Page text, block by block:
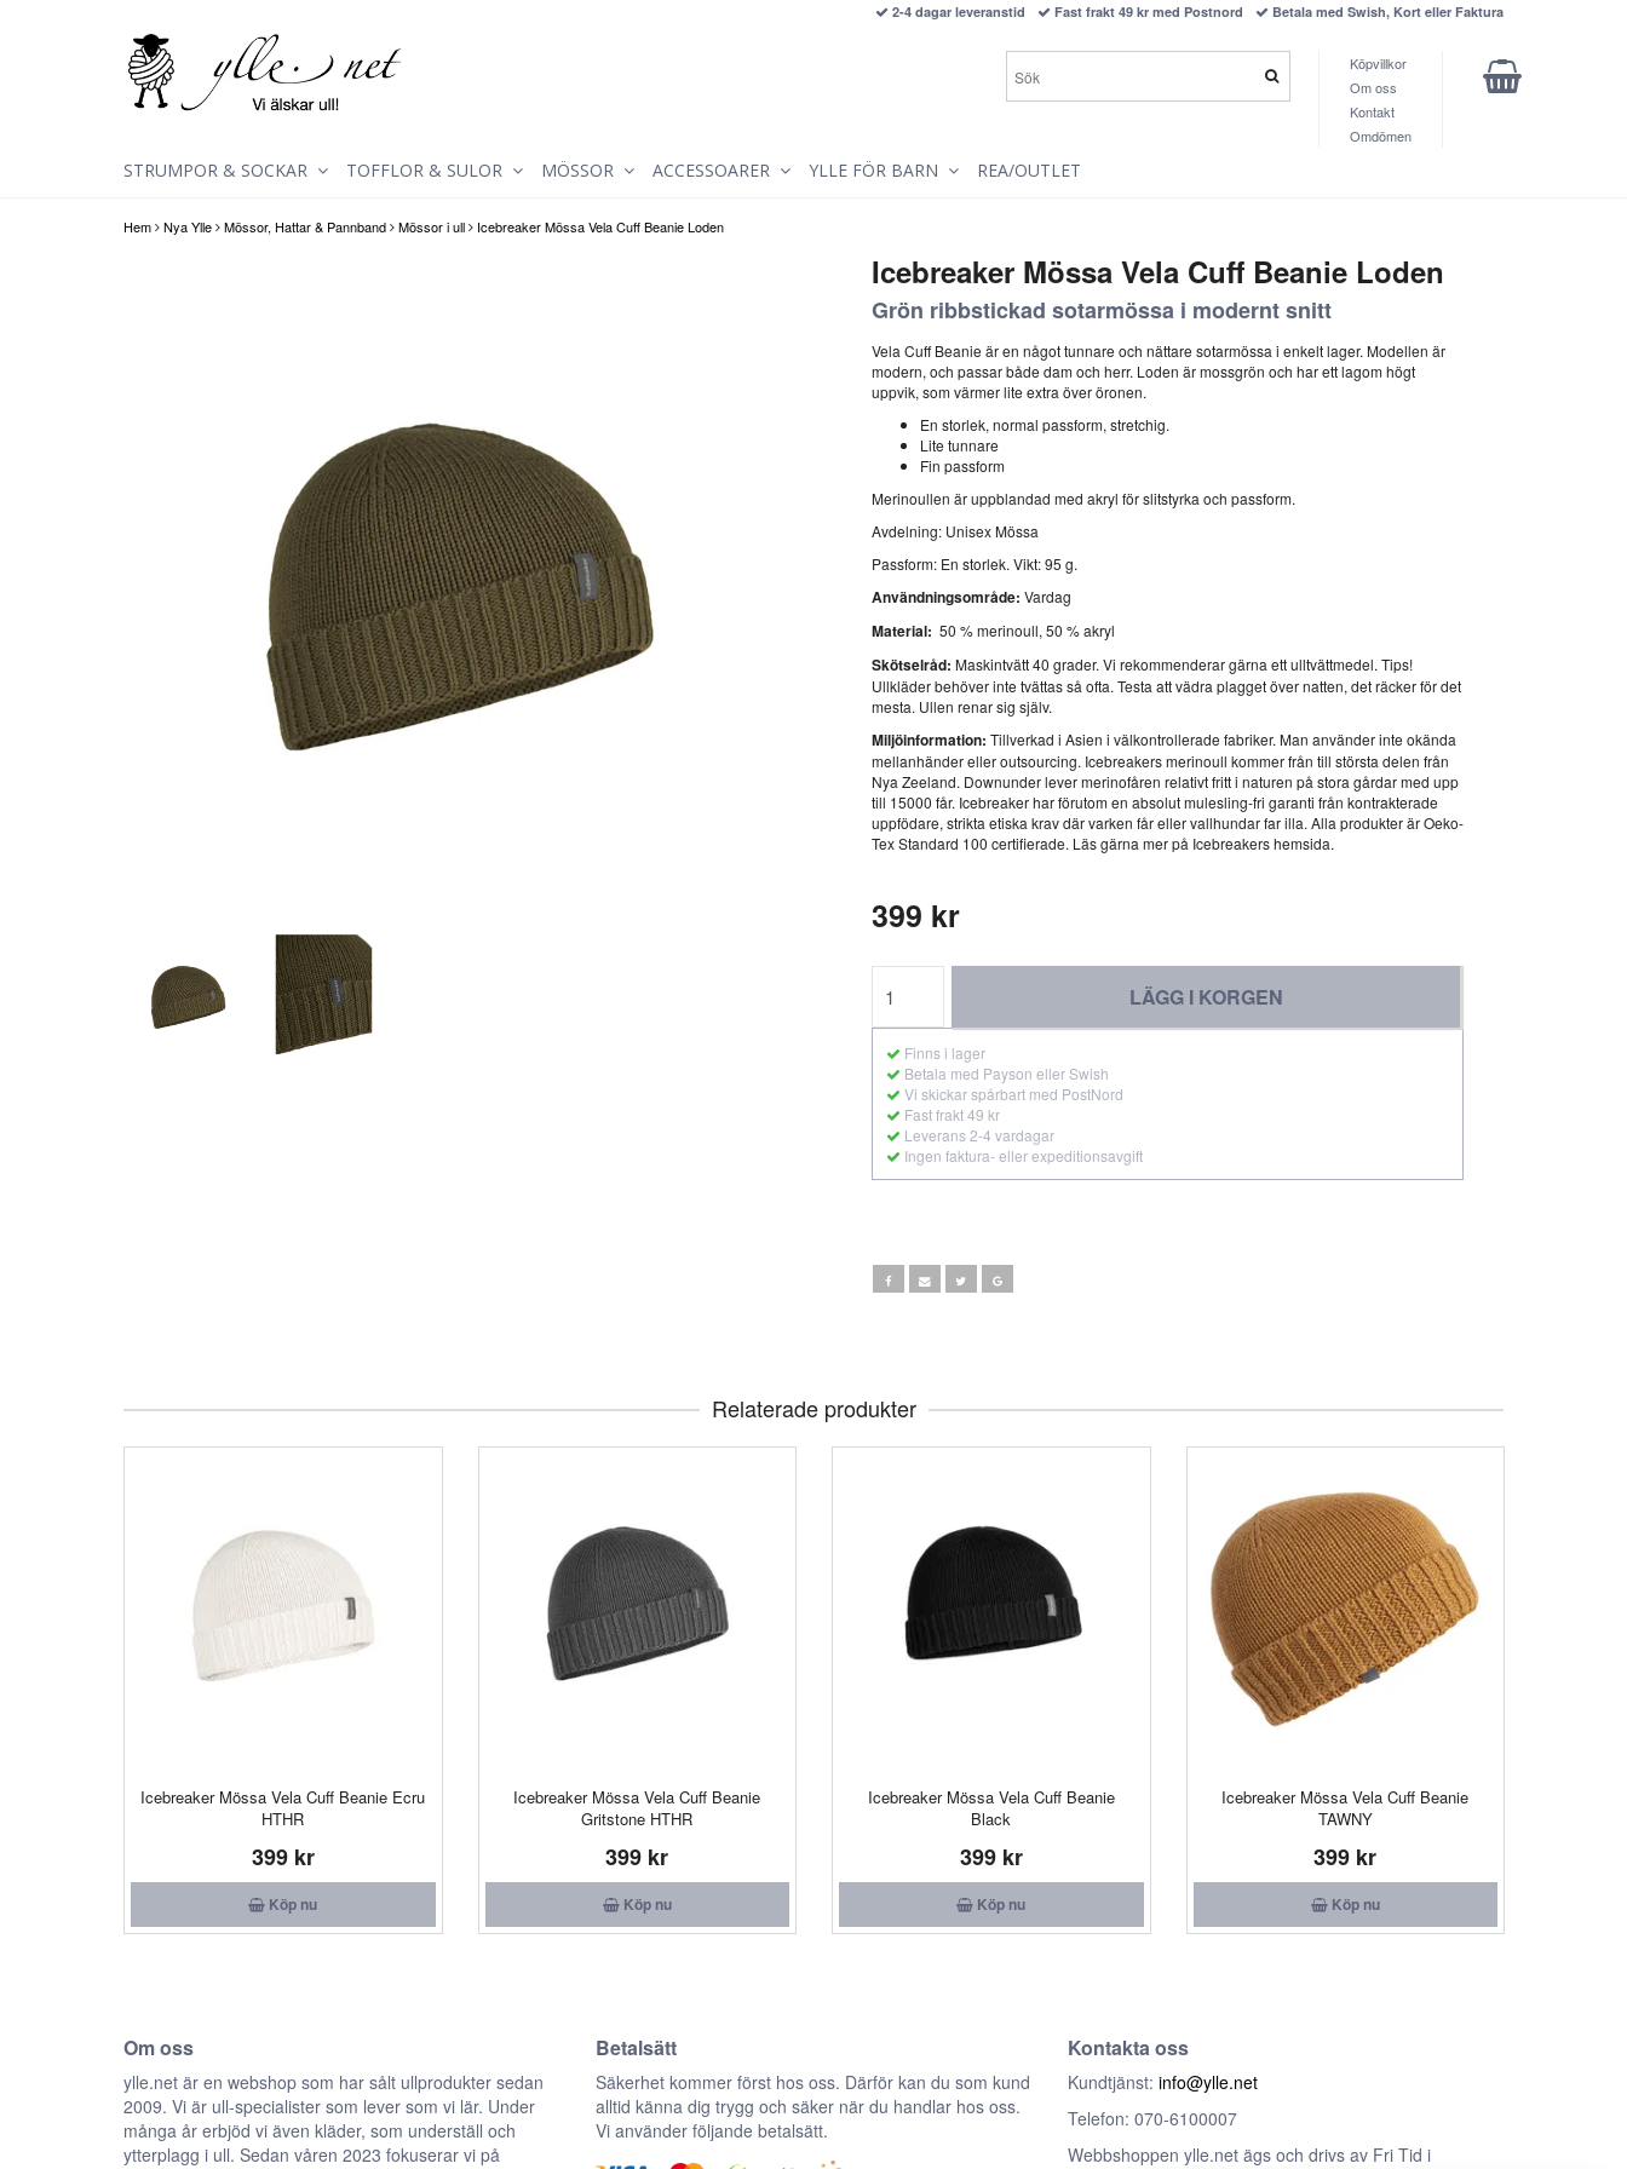
Hem Nya Ylle Mössor, Hattar & Pannband Mössor i ull Icebreaker Mössa Vela Cuff Beanie Loden
Icebreaker Mössa Vela Cuff Beanie Loden
Grön ribbstickad sotarmössa i modernt snitt
Vela Cuff Beanie är en något tunnare och nättare sotarmössa i enkelt lager. Modellen är
modern, och passar både dam och herr. Loden är mossgrön och har ett lagom högt
uppvik, som värmer lite extra över öronen.
En storlek, normal passform, stretchig.
Lite tunnare
Fin passform
Merinoullen är uppblandad med akryl för slitstyrka och passform.
Avdelning: Unisex Mössa
Passform: En storlek. Vikt: 95 g.
Användningsområde: Vardag
Material: 50 % merinoull, 50 % akryl
Skötselråd: Maskintvätt 40 grader. Vi rekommenderar gärna ett ulltvättmedel. Tips!
Ullkläder behöver inte tvättas så ofta. Testa att vädra plagget över natten, det räcker för det
mesta. Ullen renar sig själv.
Miljöinformation: Tillverkad i Asien i välkontrollerade fabriker. Man använder inte okända
mellanhänder eller outsourcing. Icebreakers merinoull kommer från till största delen från
Nya Zeeland. Downunder lever merinofåren relativt fritt i naturen på stora gårdar med upp
till 15000 får. Icebreaker har förutom en absolut mulesling-fri garanti från kontrakterade
uppfödare, strikta etiska krav där varken får eller vallhundar far illa. Alla produkter är Oeko-
Tex Standard 100 certifierade. Läs gärna mer på Icebreakers hemsida.
399 kr
LÄGG I KORGEN
Finns i lager
Betala med Payson eller Swish
Vi skickar spårbart med PostNord
Fast frakt 49 kr
Leverans 2-4 vardagar
Ingen faktura- eller expeditionsavgift
Relaterade produkter
Icebreaker Mössa Vela Cuff Beanie Ecru
HTHR
399 kr
Köp nu
Icebreaker Mössa Vela Cuff Beanie
Gritstone HTHR
399 kr
Köp nu
Icebreaker Mössa Vela Cuff Beanie
Black
399 kr
Köp nu
Icebreaker Mössa Vela Cuff Beanie
TAWNY
399 kr
Köp nu
Om oss
ylle.net är en webshop som har sålt ullprodukter sedan
2009. Vi är ull-specialister som lever som vi lär. Under
många år erbjöd vi även kläder, som underställ och
ytterplagg i ull. Sedan våren 2023 fokuserar vi på
Betalsätt
Säkerhet kommer först hos oss. Därför kan du som kund
alltid känna dig trygg och säker när du handlar hos oss.
Vi använder följande betalsätt.
Kontakta oss
Kundtjänst: info@ylle.net
Telefon: 070-6100007
Webbshoppen ylle.net ägs och drivs av Fri Tid i
2-4 dagar leveranstid Fast frakt 49 kr med Postnord Betala med Swish, Kort eller Faktura
Köpvillkor
Om oss
Kontakt
Omdömen
STRUMPOR & SOCKAR TOFFLOR & SULOR MÖSSOR ACCESSOARER YLLE FÖR BARN REA/OUTLET